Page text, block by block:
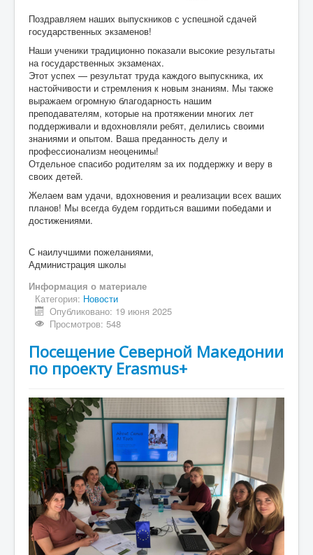
Поздравляем наших выпускников с успешной сдачей
государственных экзаменов!
Наши ученики традиционно показали высокие результаты
на государственных экзаменах.
Этот успех — результат труда каждого выпускника, их
настойчивости и стремления к новым знаниям. Мы также
выражаем огромную благодарность нашим
преподавателям, которые на протяжении многих лет
поддерживали и вдохновляли ребят, делились своими
знаниями и опытом. Ваша преданность делу и
профессионализм неоценимы!
Отдельное спасибо родителям за их поддержку и веру в
своих детей.
Желаем вам удачи, вдохновения и реализации всех ваших
планов! Мы всегда будем гордиться вашими победами и
достижениями.
С наилучшими пожеланиями,
Администрация школы
Информация о материале
Категория: Новости
Опубликовано: 19 июня 2025
Просмотров: 548
Посещение Северной Македонии
по проекту Erasmus+